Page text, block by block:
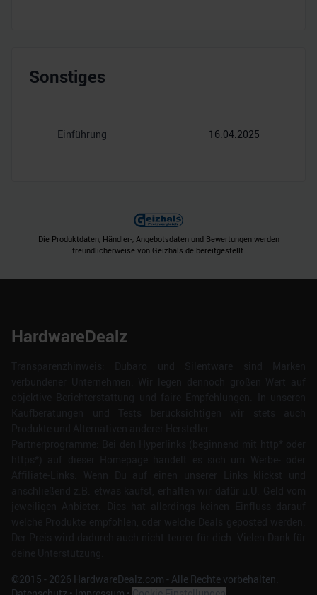
Sonstiges
Einführung 16.04.2025
Die Produktdaten, Händler-, Angebotsdaten und Bewertungen werden
freundlicherweise von Geizhals.de bereitgestellt.
HardwareDealz
©2015 - 2026 HardwareDealz.com - Alle Rechte vorbehalten.